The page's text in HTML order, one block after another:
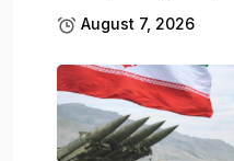
August 7, 2026